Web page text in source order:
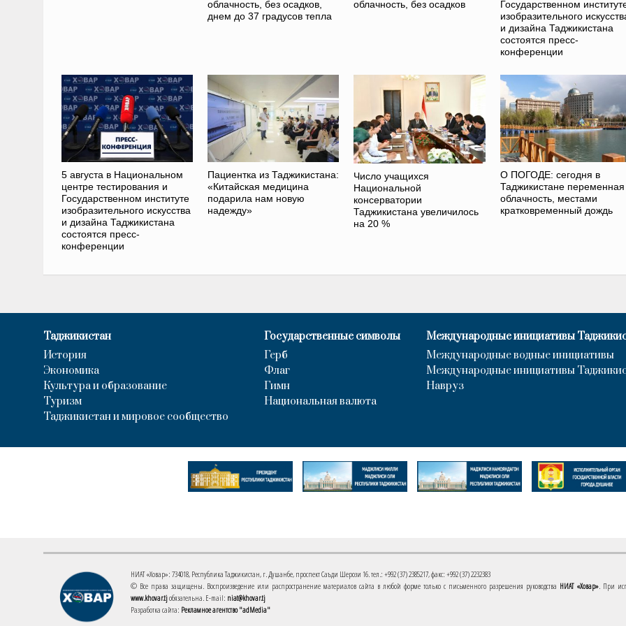
облачность, без осадков,
днем до 37 градусов тепла
облачность, без осадков
Государственном
изобразительного
и дизайна Таджикистана
состоятся пресс-
конференции
5 августа в Национальном
центре тестирования и
Государственном институте
изобразительного искусства
и дизайна Таджикистана
состоятся пресс-
конференции
Пациентка из Таджикистана:
«Китайская медицина
подарила нам новую
надежду»
Число учащихся
Национальной
консерватории
Таджикистана увеличилось
на 20 %
О ПОГОДЕ: сегодня в
Таджикистане переменная
облачность, местами
кратковременный дождь
Таджикистан
История
Экономика
Культура и образование
Туризм
Таджикистан и мировое сообщество
Государственные символы
Герб
Флаг
Гимн
Национальная валюта
Международные инициативы
Международные водные инициативы
Международные инициативы
Навруз
НИАТ «Ховар»: 734018, Республика Таджикистан, г. Душанбе, проспект Саъди Шерози 16. тел.: +992 (37) 2385217, факс: +992 (37) 2232383
© Все права защищены. Воспроизведение или распространение материалов сайта в любой форме только с письменного разрешения руководства НИАТ «Ховар». При
www.khovar.tjобязательна. E-mail: niat@khovar.tj
Разработка сайта: Рекламное агентство "adMedia"